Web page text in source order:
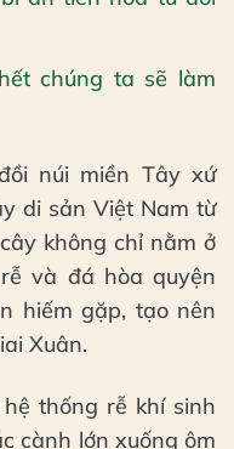
chúng ta sẽ làm
núi miền Tây xứ
di sản Việt Nam từ
không chỉ nằm ở
và đá hòa quyện
hiếm gặp, tạo nên
Xuân.
thống rễ khí sinh
cành lớn xuống ôm